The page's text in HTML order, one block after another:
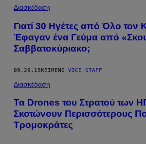
Διασκέδαση
Γιατί 30 Ηγέτες από Όλο τον
Έφαγαν ένα Γεύμα από
Σαββατοκύριακο;
09.29.15ΚΕΊΜΕΝΟ VICE STAFF
Διασκέδαση
Τα Drones του Στρατού των
Σκοτώνουν Περισσότερους
Τρομοκράτες